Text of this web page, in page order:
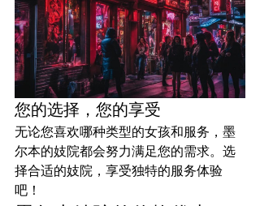
您的选择，您的享受
无论您喜欢哪种类型的女孩和服务，墨
尔本的妓院都会努力满足您的需求。选
择合适的妓院，享受独特的服务体验
吧！